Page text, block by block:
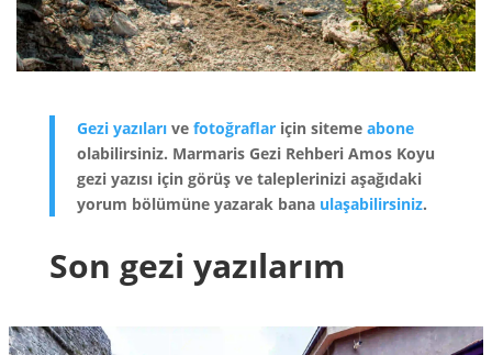
Gezi yazılarıve fotoğraflariçin siteme abone
olabilirsiniz. Marmaris Gezi Rehberi Amos Koyu
gezi yazısı için görüş ve taleplerinizi aşağıdaki
yorum bölümüne yazarak bana ulaşabilirsiniz.
Son gezi yazılarım